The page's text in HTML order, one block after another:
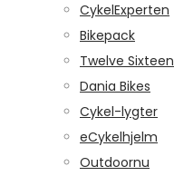
CykelExperten
Bikepack
Twelve Sixteen
Dania Bikes
Cykel-lygter
eCykelhjelm
Outdoornu